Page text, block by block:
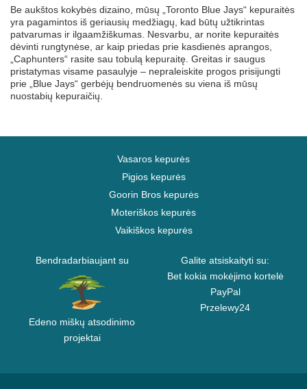
Be aukštos kokybės dizaino, mūsų „Toronto Blue Jays“ kepuraitės
yra pagamintos iš geriausių medžiagų, kad būtų užtikrintas
patvarumas ir ilgaamžiškumas. Nesvarbu, ar norite kepuraitės
dėvinti rungtynėse, ar kaip priedas prie kasdienės aprangos,
„Caphunters“ rasite sau tobulą kepuraitę. Greitas ir saugus
pristatymas visame pasaulyje – nepraleiskite progos prisijungti
prie „Blue Jays“ gerbėjų bendruomenės su viena iš mūsų
nuostabių kepuraičių.
Vasaros kepurės
Pigios kepurės
Goorin Bros kepurės
Moteriškos kepurės
Vaikiškos kepurės
Bendradarbiaujant su
Edeno miškų atsodinimo
projektai
Galite atsiskaityti su:
Bet kokia mokėjimo kortelė
PayPal
Przelewy24